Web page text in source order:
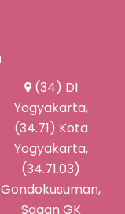
(34) DI
Yogyakarta,
(34.71) Kota
Yogyakarta,
(34.71.03)
Gondokusuman,
Sagan GK